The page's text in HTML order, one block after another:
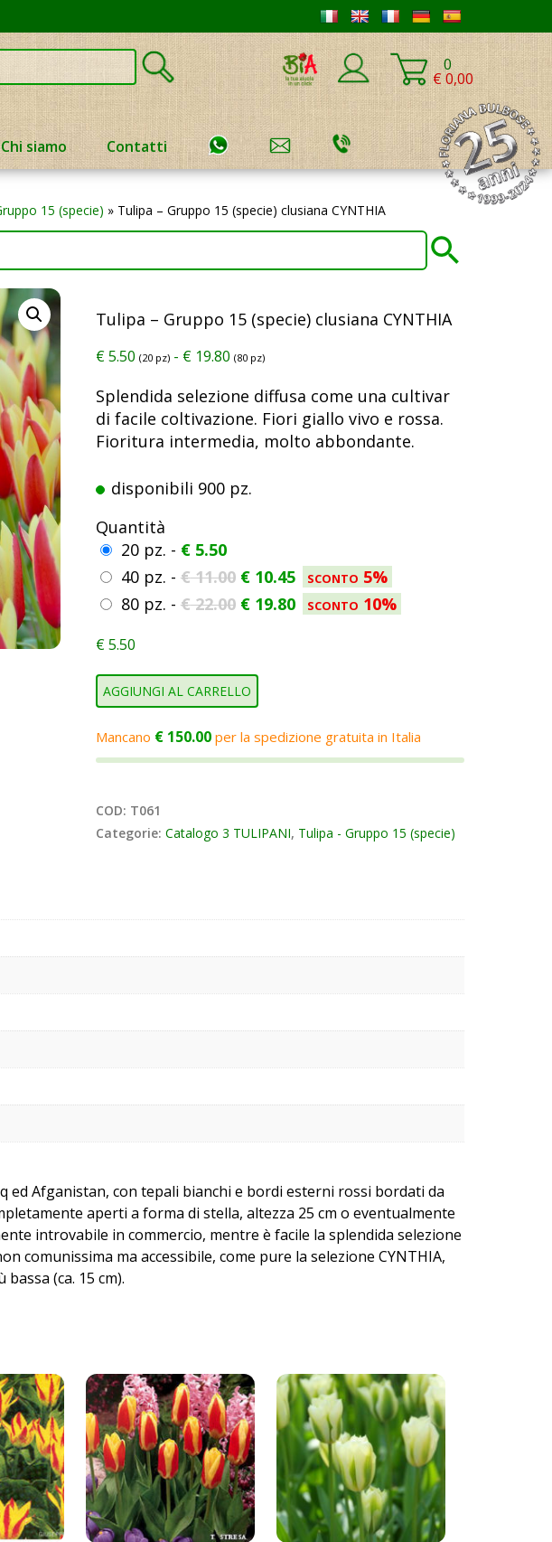
0
€ 0,00
Chi siamo Contatti
15 (specie) » Tulipa – Gruppo 15 (specie) clusiana CYNTHIA
Tulipa – Gruppo 15 (specie) clusiana CYNTHIA
€5.50 (20 pz)- €19.80 (80 pz)
Splendida selezione diffusa come una cultivar
di facile coltivazione. Fiori giallo vivo e rossa.
Fioritura intermedia, molto abbondante.
disponibili 900 pz.
Quantità
20 pz. - €5.50
40 pz. - €11.00 €10.45 sconto 5%
80 pz. - €22.00 €19.80 sconto 10%
€5.50
AGGIUNGI AL CARRELLO
Mancano €150.00per la spedizione gratuita in Italia
COD: T061
Categorie: Catalogo 3 TULIPANI, Tulipa - Gruppo 15 (specie)
ed Afganistan, con tepali bianchi e bordi esterni rossi bordati da
aperti a forma di stella, altezza 25 cm o eventualmente
introvabile in commercio, mentre è facile la splendida selezione
comunissima ma accessibile, come pure la selezione CYNTHIA,
(ca. 15 cm).